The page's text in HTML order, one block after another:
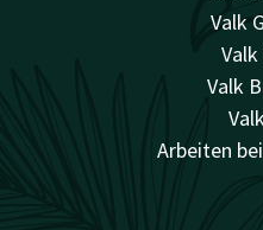
Valk
Valk
Arbeiten